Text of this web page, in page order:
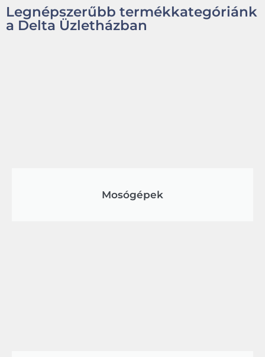
Legnépszerűbb termékkategóriánk
a Delta Üzletházban
Mosógépek